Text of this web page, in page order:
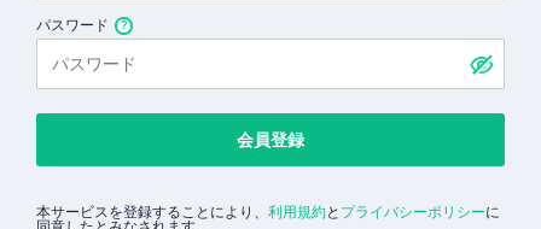
パスワード
会員登録
本サービスを登録することにより、 利用規約と プライバシーポリシーに